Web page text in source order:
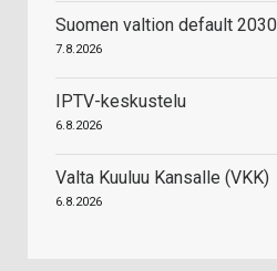
Suomen valtion default
7.8.2026
IPTV-keskustelu
6.8.2026
Valta Kuuluu Kansalle (VKK)
6.8.2026